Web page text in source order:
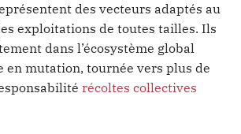
des vecteurs adaptés au
exploitations de toutes tailles. Ils
dans l’écosystème global
en mutation, tournée vers plus de
récoltes collectives